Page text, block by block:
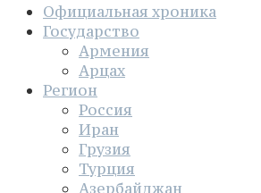
Официальная хроника
Государство
Армения
Арцах
Регион
Россия
Иран
Грузия
Турция
Азербайджан